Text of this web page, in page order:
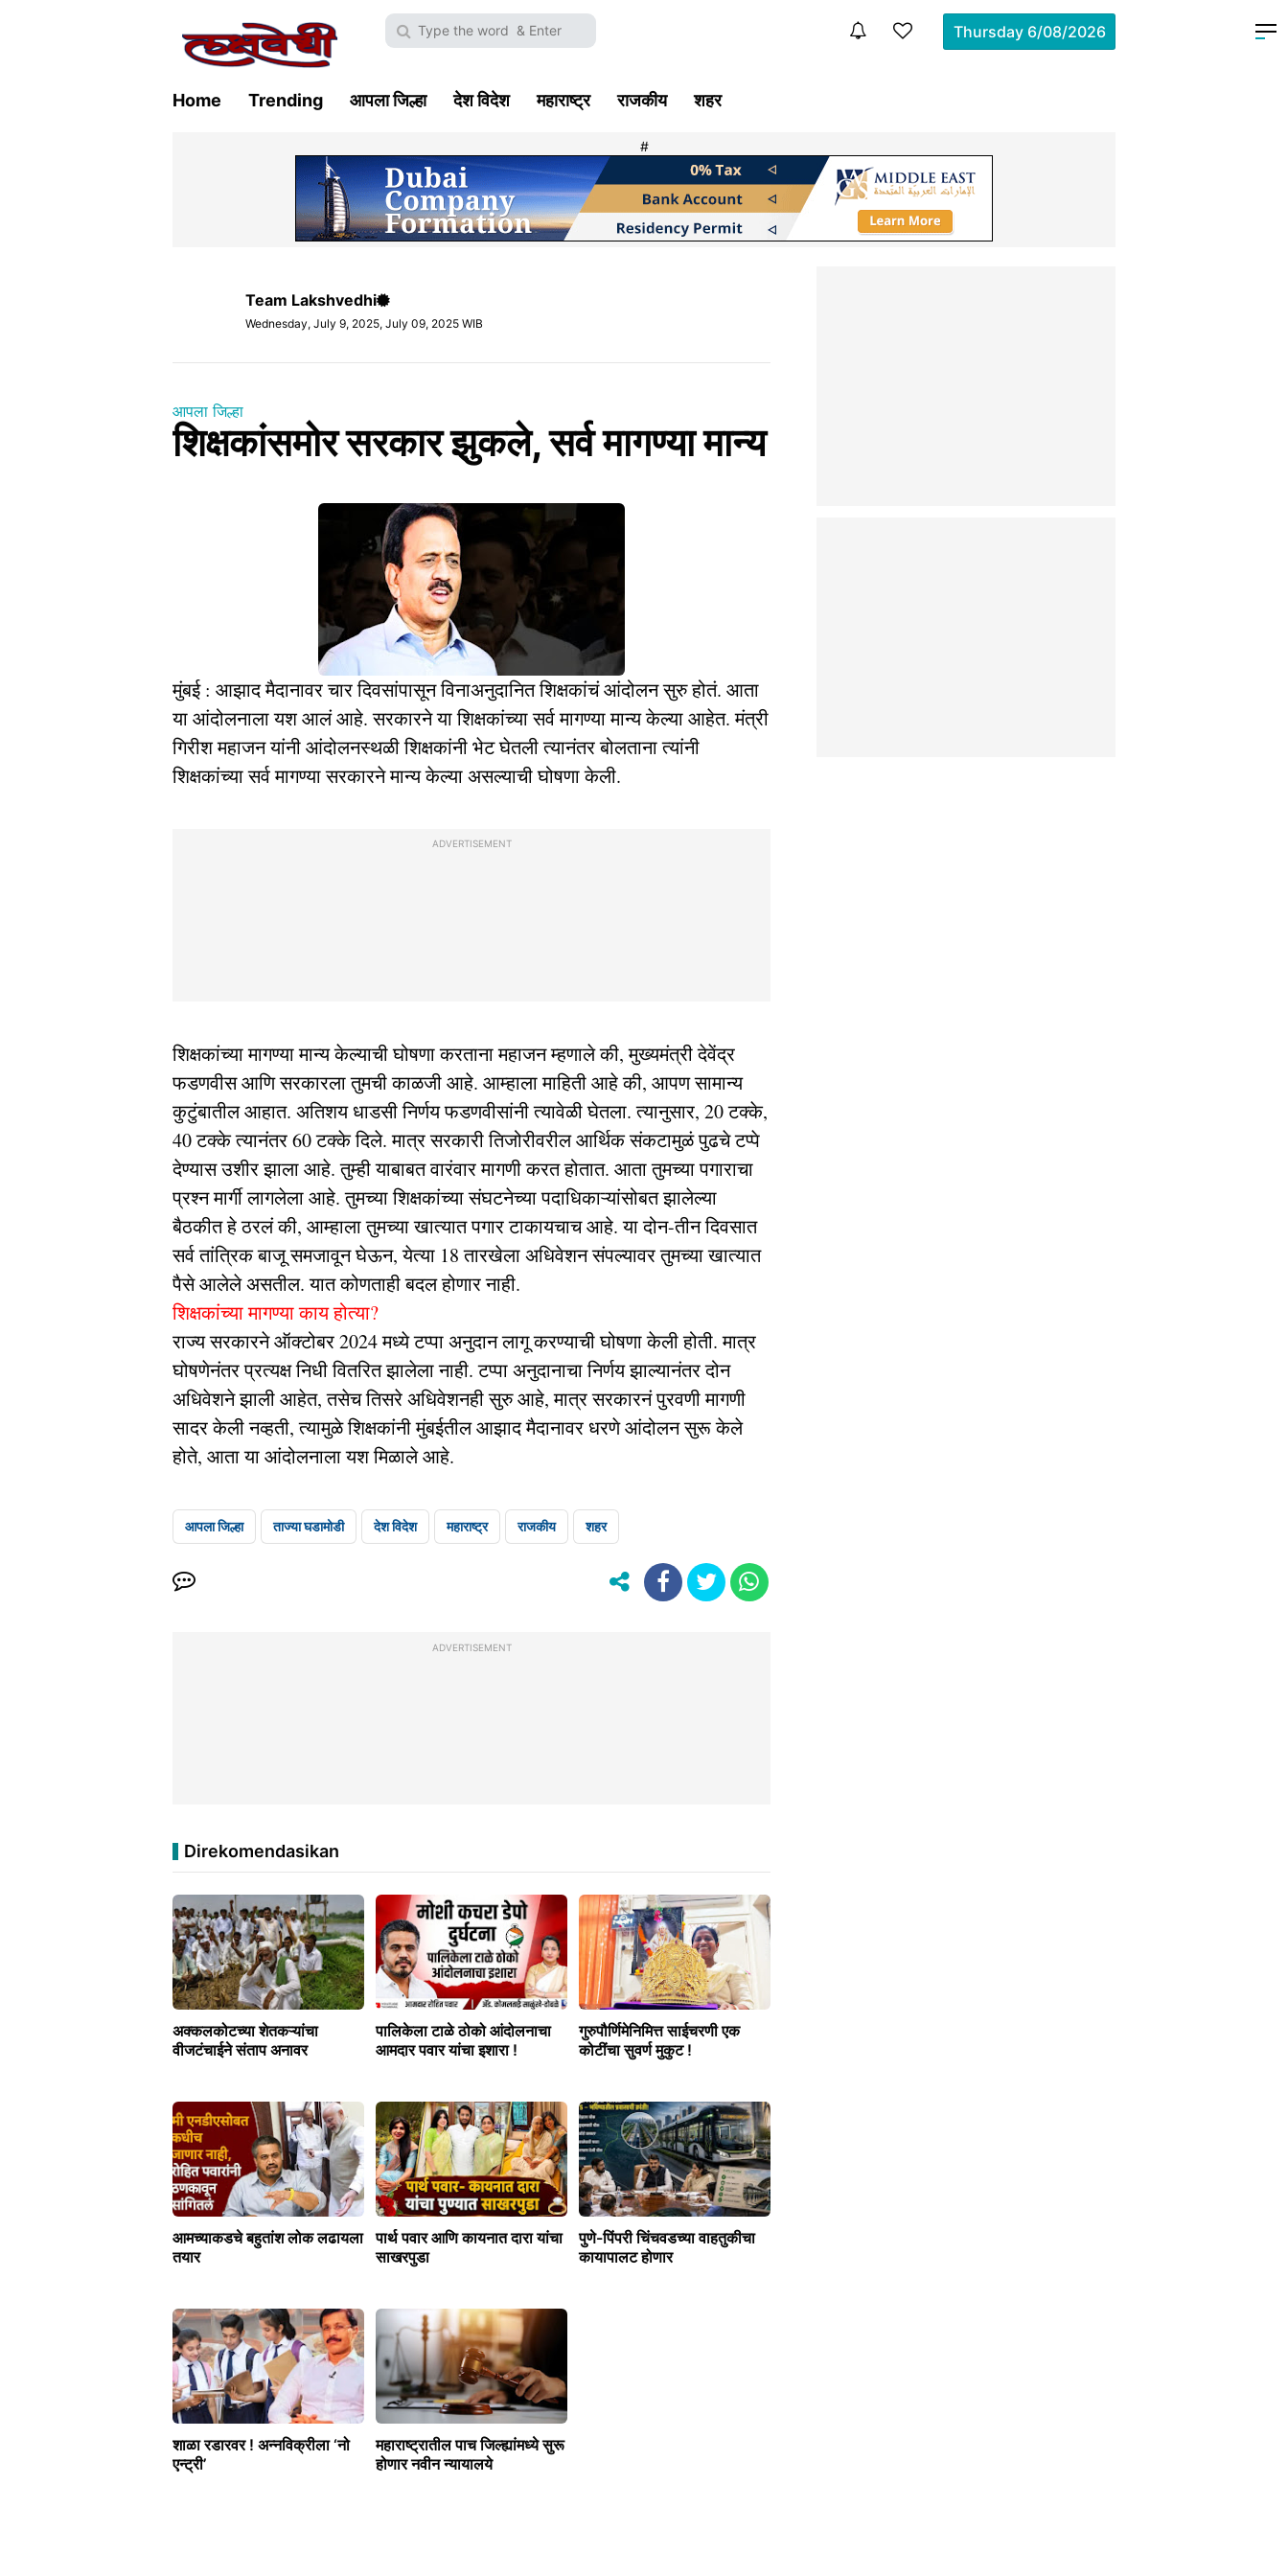
Thursday 6/08/2026
Home Trending आपला जिल्हा देश विदेश महाराष्ट्र राजकीय शहर
#
Team Lakshvedhi
Wednesday, July 9, 2025, July 09, 2025 WIB
आपला जिल्हा
शिक्षकांसमोर सरकार झुकले, सर्व मागण्या मान्य
मुंबई : आझाद मैदानावर चार दिवसांपासून विनाअनुदानित शिक्षकांचं आंदोलन सुरु होतं. आता
या आंदोलनाला यश आलं आहे. सरकारने या शिक्षकांच्या सर्व मागण्या मान्य केल्या आहेत. मंत्री
गिरीश महाजन यांनी आंदोलनस्थळी शिक्षकांनी भेट घेतली त्यानंतर बोलताना त्यांनी
शिक्षकांच्या सर्व मागण्या सरकारने मान्य केल्या असल्याची घोषणा केली.
ADVERTISEMENT
शिक्षकांच्या मागण्या मान्य केल्याची घोषणा करताना महाजन म्हणाले की, मुख्यमंत्री देवेंद्र
फडणवीस आणि सरकारला तुमची काळजी आहे. आम्हाला माहिती आहे की, आपण सामान्य
कुटुंबातील आहात. अतिशय धाडसी निर्णय फडणवीसांनी त्यावेळी घेतला. त्यानुसार, 20 टक्के,
40 टक्के त्यानंतर 60 टक्के दिले. मात्र सरकारी तिजोरीवरील आर्थिक संकटामुळं पुढचे टप्पे
देण्यास उशीर झाला आहे. तुम्ही याबाबत वारंवार मागणी करत होतात. आता तुमच्या पगाराचा
प्रश्न मार्गी लागलेला आहे. तुमच्या शिक्षकांच्या संघटनेच्या पदाधिकाऱ्यांसोबत झालेल्या
बैठकीत हे ठरलं की, आम्हाला तुमच्या खात्यात पगार टाकायचाच आहे. या दोन-तीन दिवसात
सर्व तांत्रिक बाजू समजावून घेऊन, येत्या 18 तारखेला अधिवेशन संपल्यावर तुमच्या खात्यात
पैसे आलेले असतील. यात कोणताही बदल होणार नाही.
शिक्षकांच्या मागण्या काय होत्या?
राज्य सरकारने ऑक्टोबर 2024 मध्ये टप्पा अनुदान लागू करण्याची घोषणा केली होती. मात्र
घोषणेनंतर प्रत्यक्ष निधी वितरित झालेला नाही. टप्पा अनुदानाचा निर्णय झाल्यानंतर दोन
अधिवेशने झाली आहेत, तसेच तिसरे अधिवेशनही सुरु आहे, मात्र सरकारनं पुरवणी मागणी
सादर केली नव्हती, त्यामुळे शिक्षकांनी मुंबईतील आझाद मैदानावर धरणे आंदोलन सुरू केले
होते, आता या आंदोलनाला यश मिळाले आहे.
आपला जिल्हा ताज्या घडामोडी देश विदेश महाराष्ट्र राजकीय शहर
ADVERTISEMENT
Direkomendasikan
अक्कलकोटच्या शेतकऱ्यांचा
वीजटंचाईने संताप अनावर
पालिकेला टाळे ठोको आंदोलनाचा
आमदार पवार यांचा इशारा !
गुरुपौर्णिमेनिमित्त साईचरणी एक
कोटींचा सुवर्ण मुकुट !
आमच्याकडचे बहुतांश लोक लढायला
तयार
पार्थ पवार आणि कायनात दारा यांचा
साखरपुडा
पुणे-पिंपरी चिंचवडच्या वाहतुकीचा
कायापालट होणार
शाळा रडारवर ! अन्नविक्रीला ‘नो
एन्ट्री’
महाराष्ट्रातील पाच जिल्ह्यांमध्ये सुरू
होणार नवीन न्यायालये